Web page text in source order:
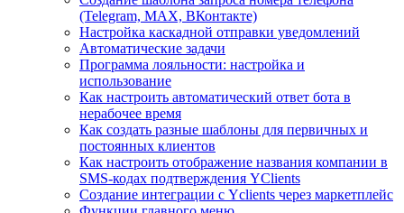
(Telegram, MAX, ВКонтакте)
Настройка каскадной отправки уведомлений
Автоматические задачи
Программа лояльности: настройка и
использование
Как настроить автоматический ответ бота в
нерабочее время
Как создать разные шаблоны для первичных и
постоянных клиентов
Как настроить отображение названия компании в
SMS-кодах подтверждения YClients
Создание интеграции с Yclients через маркетплейс